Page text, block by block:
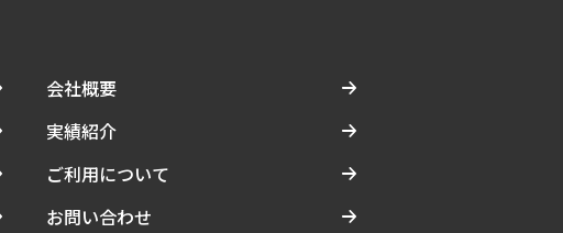
会社概要
実績紹介
ご利用について
お問い合わせ